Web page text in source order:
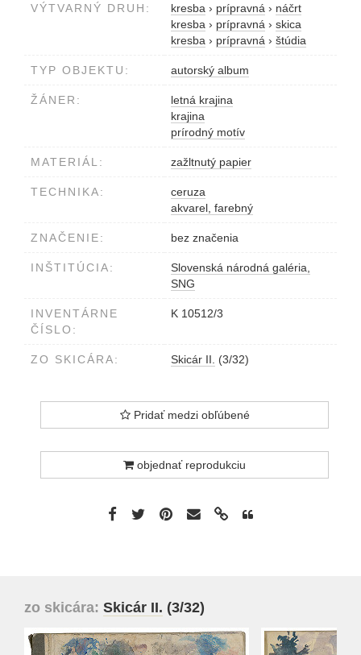
VÝTVARNÝ DRUH: kresba › prípravná › náčrt
kresba › prípravná › skica
kresba › prípravná › štúdia
TYP OBJEKTU: autorský album
ŽÁNER:
letná krajina
krajina
prírodný motív
MATERIÁL: zažltnutý papier
TECHNIKA:
ceruza
akvarel, farebný
ZNAČENIE: bez značenia
INŠTITÚCIA:
Slovenská národná galéria,
SNG
INVENTÁRNE
ČÍSLO:
K 10512/3
ZO SKICÁRA: Skicár II. (3/32)
Pridať medzi obľúbené
objednať reprodukciu
zo skicára: Skicár II. (3/32)